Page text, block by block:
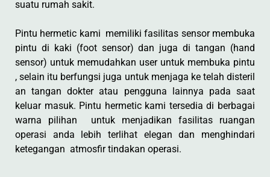
suatu rumah sakit.
Pintu hermetic kami memiliki fasilitas sensor membuka
pintu di kaki (foot sensor) dan juga di tangan (hand
sensor) untuk memudahkan user untuk membuka pintu
, selain itu berfungsi juga untuk menjaga ke telah disteril
an tangan dokter atau pengguna lainnya pada saat
keluar masuk. Pintu hermetic kami tersedia di berbagai
warna pilihan untuk menjadikan fasilitas ruangan
operasi anda lebih terlihat elegan dan menghindari
ketegangan atmosfir tindakan operasi.